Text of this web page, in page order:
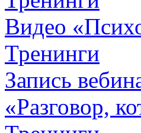
Видео
Тренинги
Запись
«Разговор,